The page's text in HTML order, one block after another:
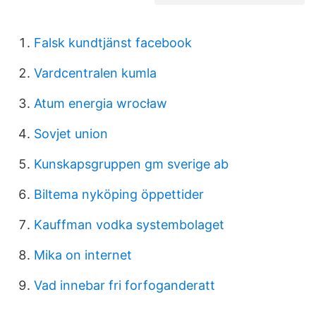
Falsk kundtjänst facebook
Vardcentralen kumla
Atum energia wrocław
Sovjet union
Kunskapsgruppen gm sverige ab
Biltema nyköping öppettider
Kauffman vodka systembolaget
Mika on internet
Vad innebar fri forfoganderatt